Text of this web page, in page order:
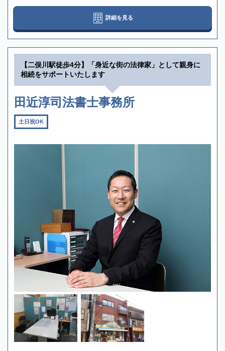
詳細を見る
【二俣川駅徒歩4分】「身近な街の法律家」として親身に
相続をサポートいたします
田近淳司法書士事務所
土日祝OK